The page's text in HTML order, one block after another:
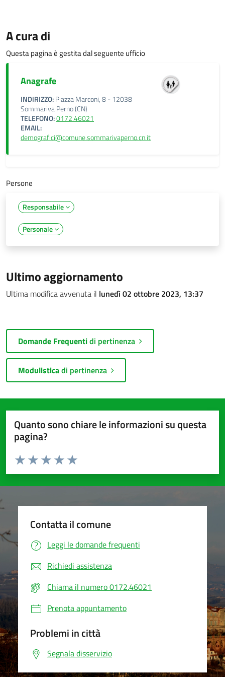
A cura di
Questa pagina è gestita dal seguente ufficio
Anagrafe
INDIRIZZO:Piazza Marconi, 8 - 12038
Sommariva Perno (CN)
TELEFONO:0172.46021
EMAIL:
demografici@comune.sommarivaperno.cn.it
Persone
Responsabile
Personale
Ultimo aggiornamento
Ultima modifica avvenuta il lunedì 02 ottobre 2023, 13:37
Domande Frequentidi pertinenza
Modulisticadi pertinenza
Quanto sono chiare le informazioni su questa
pagina?
Valuta da 1 a 5 stelle la pagina
Valuta 5 stelle su 5
Valuta 4 stelle su 5
Valuta 3 stelle su 5
Valuta 2 stelle su 5
Valuta 1 stelle su 5
Contatta il comune
Leggi le domande frequenti
Richiedi assistenza
Chiama il numero 0172.46021
Prenota appuntamento
Problemi in città
Segnala disservizio